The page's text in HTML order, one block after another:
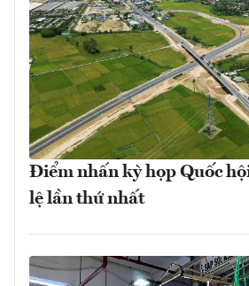
Điểm nhấn kỳ họp Quốc
lệ lần thứ nhất